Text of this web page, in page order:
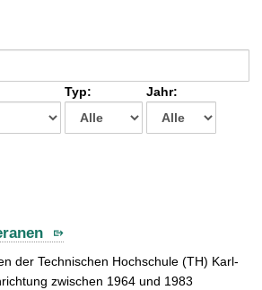
Typ: Jahr:
der Technischen Hochschule (TH) Karl-
zwischen 1964 und 1983